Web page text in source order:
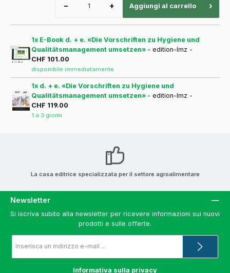
− + Aggiungi al carrello ›
1x E-Book d. + e. «Die Vorschriften zu Hygiene und
Qualitätsmanagement umsetzen» - edition-lmz -
CHF 101.00
disponibile immediatamente
1x d. + e. «Die Vorschriften zu Hygiene und
Qualitätsmanagement umsetzen» - edition-lmz -
CHF 119.00
1 a 3 giorni
La casa editrice specializzata per il settore agroalimentare
Newsletter
Si iscriva subito alla newsletter per ricevere informazioni sui nuovi
prodotti e sulle offerte.
e-
*
Informativa sulla privacy